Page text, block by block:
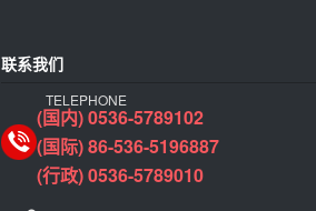
联系我们
TELEPHONE
(国内) 0536-5789102
(国际) 86-536-5196887
(行政) 0536-5789010